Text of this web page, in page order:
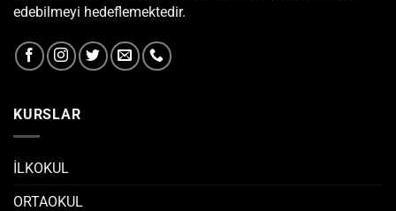
edebilmeyi hedeflemektedir.
KURSLAR
İLKOKUL
ORTAOKUL